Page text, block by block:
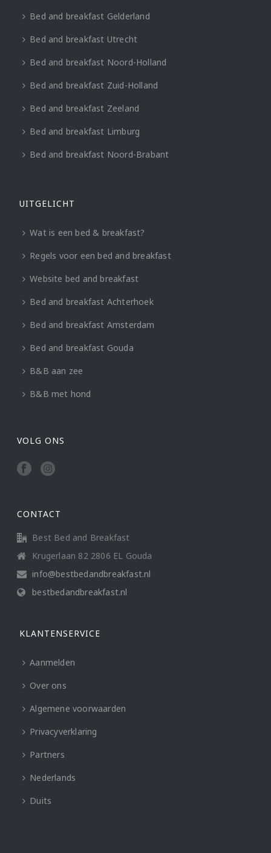
Bed and breakfast Gelderland
Bed and breakfast Utrecht
Bed and breakfast Noord-Holland
Bed and breakfast Zuid-Holland
Bed and breakfast Zeeland
Bed and breakfast Limburg
Bed and breakfast Noord-Brabant
UITGELICHT
Wat is een bed & breakfast?
Regels voor een bed and breakfast
Website bed and breakfast
Bed and breakfast Achterhoek
Bed and breakfast Amsterdam
Bed and breakfast Gouda
B&B aan zee
B&B met hond
VOLG ONS
CONTACT
Best Bed and Breakfast
Krugerlaan 82 2806 EL Gouda
info@bestbedandbreakfast.nl
bestbedandbreakfast.nl
KLANTENSERVICE
Aanmelden
Over ons
Algemene voorwaarden
Privacyverklaring
Partners
Nederlands
Duits